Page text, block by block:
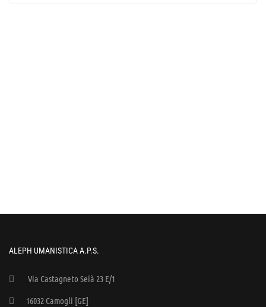
ALEPH UMANISTICA A.P.S.
Via Castagneto Seià 23 E/1
16032 Camogli [GE]